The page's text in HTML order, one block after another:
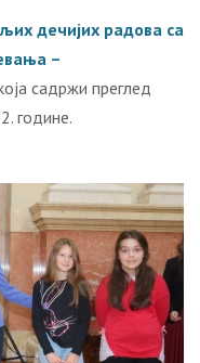
дечијих радова са
–
садржи преглед
године.